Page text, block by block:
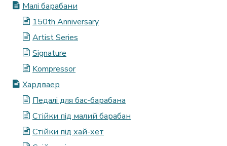
Малі барабани
150th Anniversary
Artist Series
Signature
Kompressor
Хардваер
Педалі для бас-барабана
Стійки під малий барабан
Стійки під хай-хет